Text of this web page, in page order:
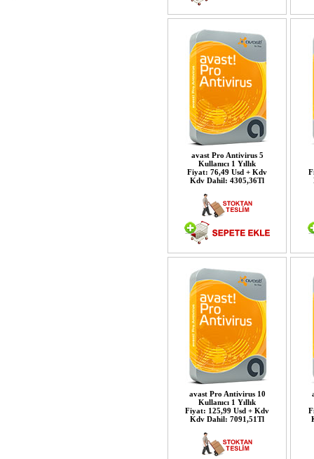
avast Pro Antivirus 5
Kullanıcı 1 Yıllık
Fiyat: 76,49 Usd + Kdv
Kdv Dahil: 4305,36Tl
avast Pro Antivirus 10
Kullanıcı 1 Yıllık
Fiyat: 125,99 Usd + Kdv
Kdv Dahil: 7091,51Tl